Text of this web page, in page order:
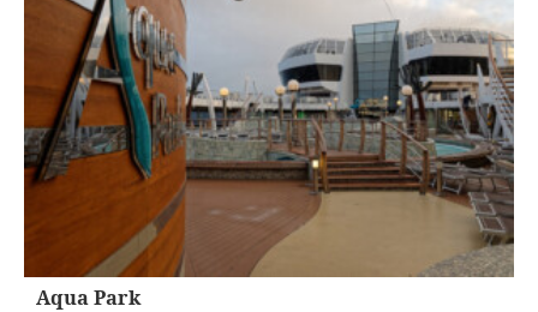
Aqua Park